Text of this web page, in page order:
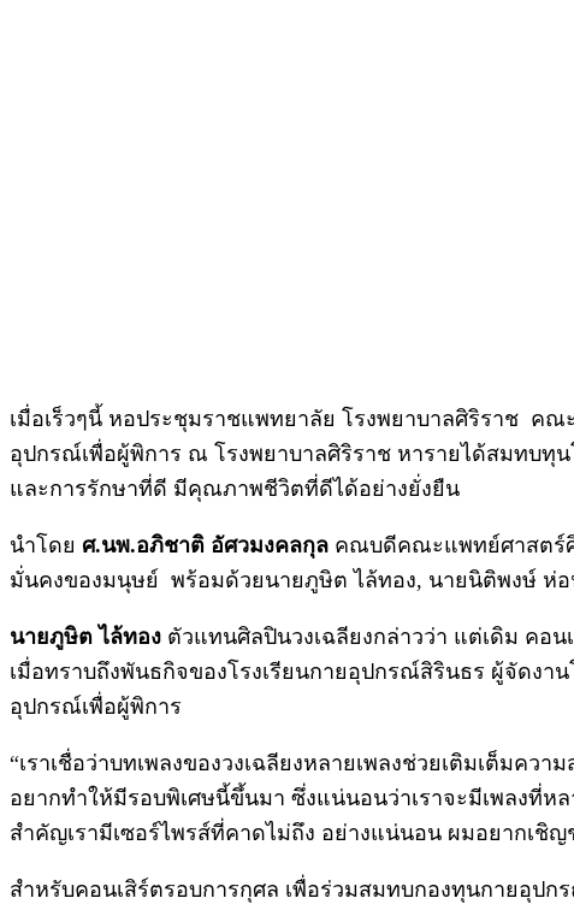
เมื่อเร็วๆนี้ หอประชุมราชแพทยาลัย โรงพยาบาลศิริราช ค
อุปกรณ์เพื่อผู้พิการ ณ โรงพยาบาลศิริราช หารายได้สมทบ
และการรักษาที่ดี มีคุณภาพชีวิตที่ดีได้อย่างยั่งยืน
นำโดย ศ.นพ.อภิชาติ อัศวมงคลกุล คณบดีคณะแพทย์ศาสตร์ศิ
มั่นคงของมนุษย์ พร้อมด้วยนายภูษิต ไล้ทอง, นายนิติพงษ์ ห่อ
นายภูษิต ไล้ทอง ตัวแทนศิลปินวงเฉลียงกล่าวว่า แต่เดิม คอ
เมื่อทราบถึงพันธกิจของโรงเรียนกายอุปกรณ์สิรินธร ผู้จัดงา
อุปกรณ์เพื่อผู้พิการ
“เราเชื่อว่าบทเพลงของวงเฉลียงหลายเพลงช่วยเติมเต็มค
อยากทำให้มีรอบพิเศษนี้ขึ้นมา ซึ่งแน่นอนว่าเราจะมีเพลงที่ห
สำคัญเรามีเซอร์ไพรส์ที่คาดไม่ถึง อย่างแน่นอน ผมอยากเชิ
สำหรับคอนเสิร์ตรอบการกุศล เพื่อร่วมสมทบกองทุนกายอุป